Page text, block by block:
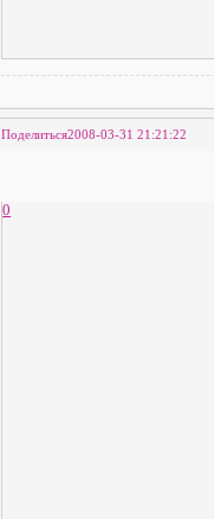
Поделиться2008-03-31 21:21:22
0